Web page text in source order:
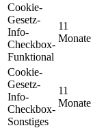
Cookie-
Gesetz-
Info-
Checkbox-
Funktional
11
Monate
Cookie-
Gesetz-
Info-
Checkbox-
Sonstiges
11
Monate